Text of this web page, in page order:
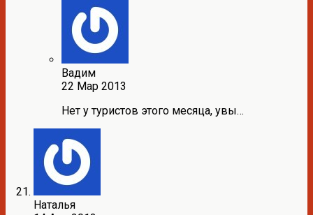
Вадим
22 Мар 2013
Нет у туристов этого месяца, увы…
Наталья